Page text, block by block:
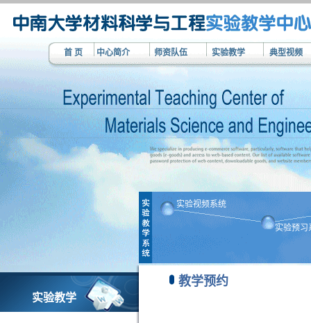
首 页 中心简介 师资队伍 实验教学 典型视频
实验视频系统
实验预习
实验教学
教学预约